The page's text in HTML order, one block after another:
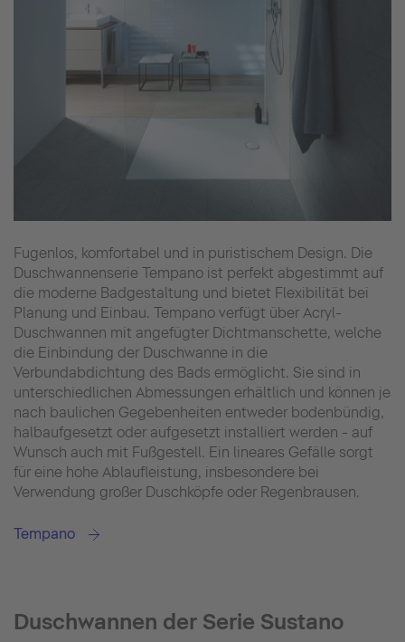
Fugenlos, komfortabel und in puristischem Design. Die
Duschwannenserie Tempano ist perfekt abgestimmt auf
die moderne Badgestaltung und bietet Flexibilität bei
Planung und Einbau. Tempano verfügt über Acryl-
Duschwannen mit angefügter Dichtmanschette, welche
die Einbindung der Duschwanne in die
Verbundabdichtung des Bads ermöglicht. Sie sind in
unterschiedlichen Abmessungen erhältlich und können je
nach baulichen Gegebenheiten entweder bodenbündig,
halbaufgesetzt oder aufgesetzt installiert werden - auf
Wunsch auch mit Fußgestell. Ein lineares Gefälle sorgt
für eine hohe Ablaufleistung, insbesondere bei
Verwendung großer Duschköpfe oder Regenbrausen.
Tempano
Duschwannen der Serie Sustano